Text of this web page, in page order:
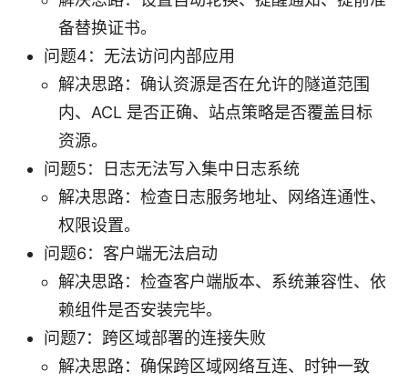
备替换证书。
问题4：无法访问内部应用
解决思路：确认资源是否在允许的隧道范围
内、ACL 是否正确、站点策略是否覆盖目标
资源。
问题5：日志无法写入集中日志系统
解决思路：检查日志服务地址、网络连通性、
权限设置。
问题6：客户端无法启动
解决思路：检查客户端版本、系统兼容性、依
赖组件是否安装完毕。
问题7：跨区域部署的连接失败
解决思路：确保跨区域网络互连、时钟一致